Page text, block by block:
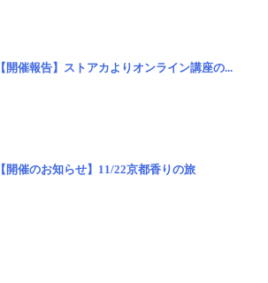
【開催報告】ストアカよりオンライン講座の...
【開催のお知らせ】11/22京都香りの旅